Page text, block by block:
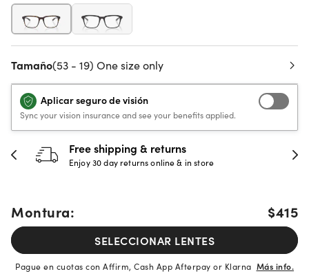
Tamaño(53 - 19) One size only
Aplicar seguro de visión
Sync your vision insurance and see your benefits applied.
Free shipping & returns
Enjoy 30 day returns online & in store
Montura: $415
SELECCIONAR LENTES
Pague en cuotas con Affirm, Cash App Afterpay or Klarna Más info.